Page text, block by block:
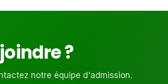
?
notre équipe d'admission.